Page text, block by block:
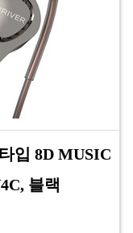
입 8D MUSIC
블랙